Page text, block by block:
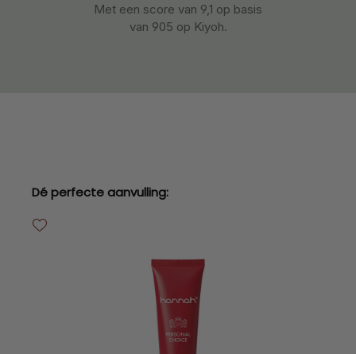
Met een score van 9,1 op basis
van 905 op Kiyoh.
Productgalerij overslaan
Dé perfecte aanvulling: